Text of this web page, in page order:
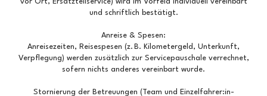
und schriftlich bestätigt.
Anreise & Spesen:
Anreisezeiten, Reisespesen (z. B. Kilometergeld, Unterkunft,
Verpflegung) werden zusätzlich zur Servicepauschale verrechnet,
sofern nichts anderes vereinbart wurde.
Stornierung der Betreuungen (Team und Einzelfahrer:in-